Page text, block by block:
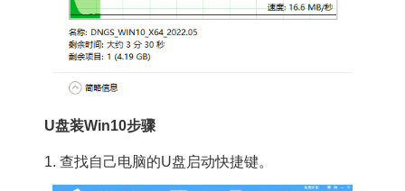
U盘装Win10步骤
1. 查找自己电脑的U盘启动快捷键。